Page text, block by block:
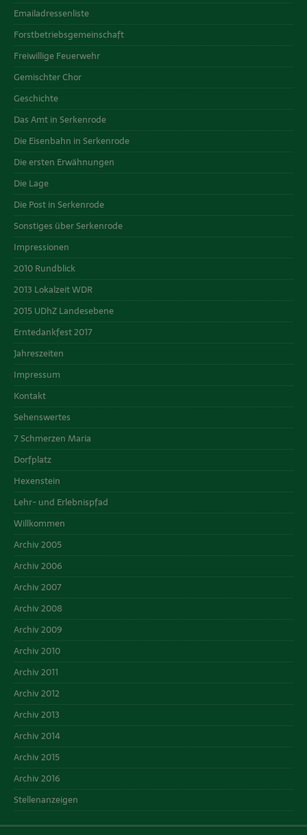
Emailadressenliste
Forstbetriebsgemeinschaft
Freiwillige Feuerwehr
Gemischter Chor
Geschichte
Das Amt in Serkenrode
Die Eisenbahn in Serkenrode
Die ersten Erwähnungen
Die Lage
Die Post in Serkenrode
Sonstiges über Serkenrode
Impressionen
2010 Rundblick
2013 Lokalzeit WDR
2015 UDhZ Landesebene
Erntedankfest 2017
Jahreszeiten
Impressum
Kontakt
Sehenswertes
7 Schmerzen Maria
Dorfplatz
Hexenstein
Lehr- und Erlebnispfad
Willkommen
Archiv 2005
Archiv 2006
Archiv 2007
Archiv 2008
Archiv 2009
Archiv 2010
Archiv 2011
Archiv 2012
Archiv 2013
Archiv 2014
Archiv 2015
Archiv 2016
Stellenanzeigen